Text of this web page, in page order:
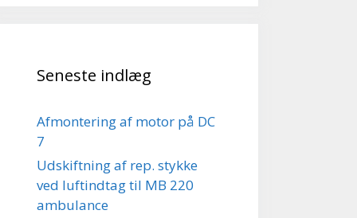
Seneste indlæg
Afmontering af motor på DC
7
Udskiftning af rep. stykke
ved luftindtag til MB 220
ambulance